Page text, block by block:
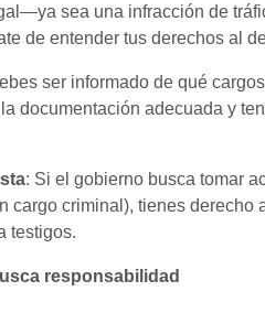
sea una infracción de
de entender tus derechos al
ser informado de qué
documentación adecuada y
: Si el gobierno busca tomar
cargo criminal), tienes derecho
testigos.
responsabilidad